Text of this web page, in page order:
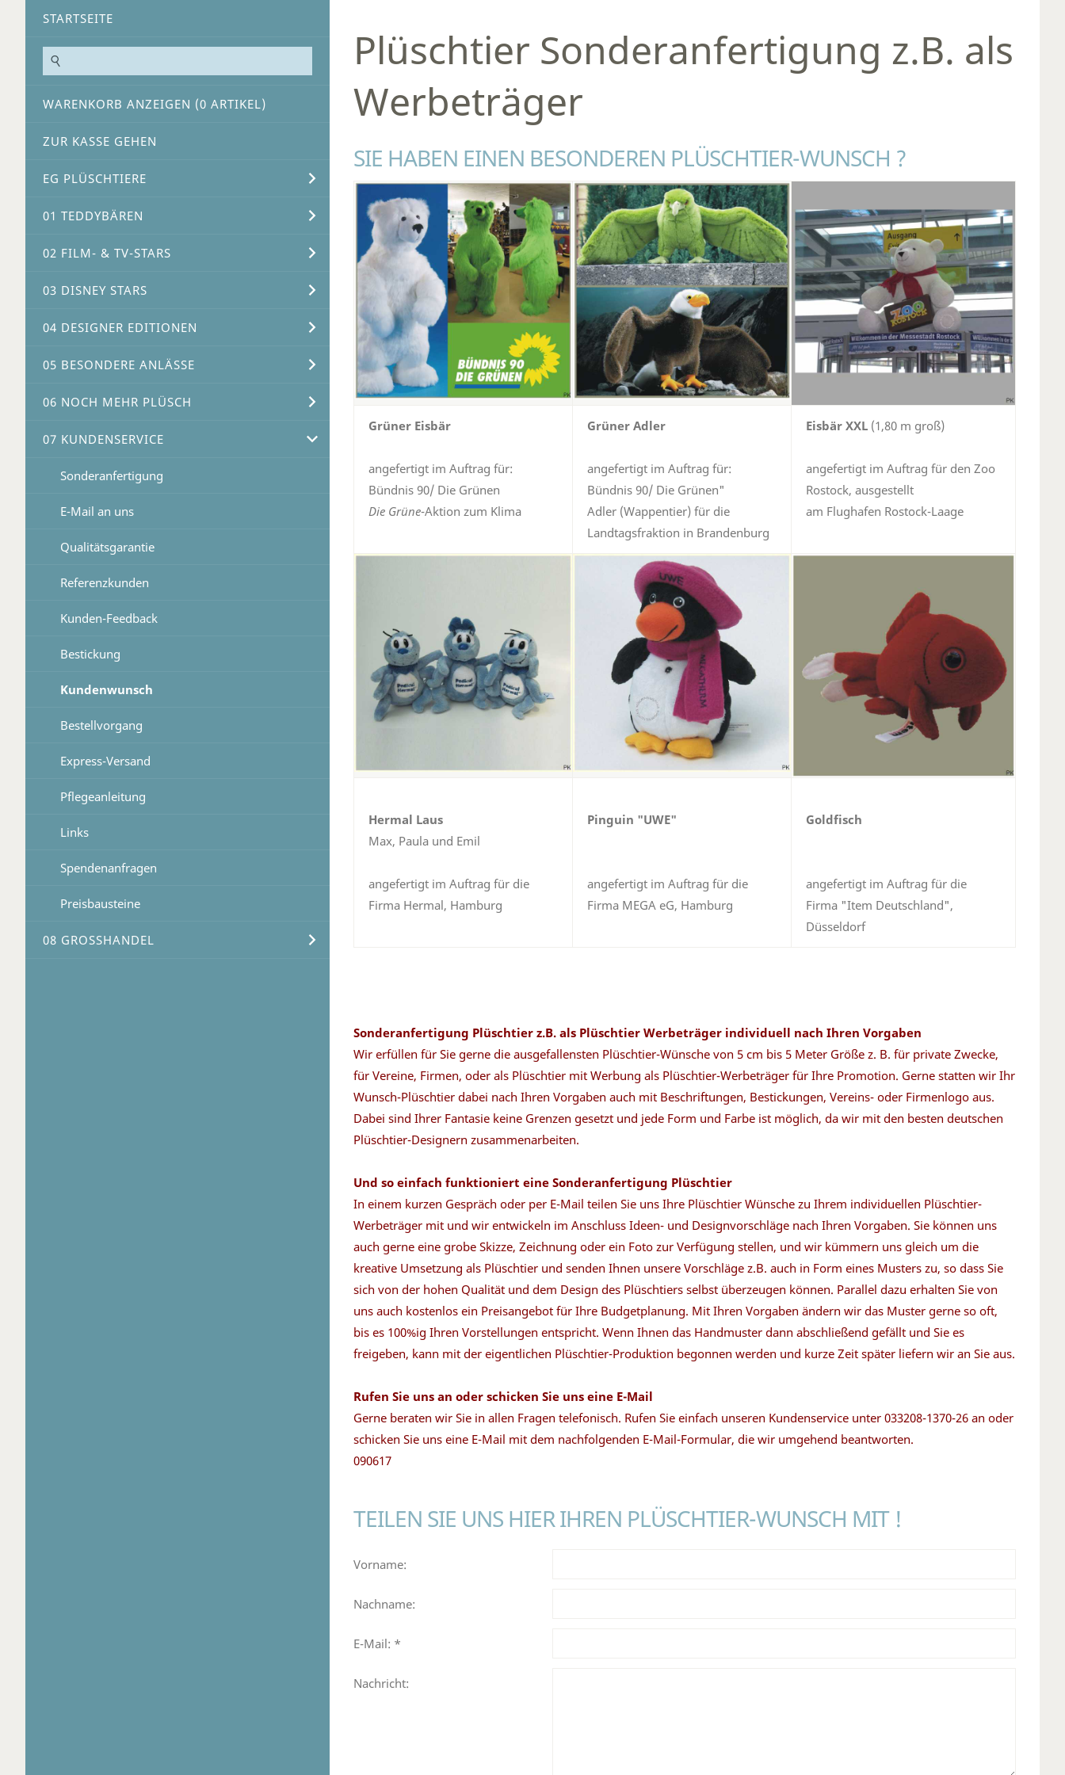
STARTSEITE
WARENKORB ANZEIGEN (0 ARTIKEL)
ZUR KASSE GEHEN
EG PLÜSCHTIERE
01 TEDDYBÄREN
02 FILM- & TV-STARS
03 DISNEY STARS
04 DESIGNER EDITIONEN
05 BESONDERE ANLÄSSE
06 NOCH MEHR PLÜSCH
07 KUNDENSERVICE
Sonderanfertigung
E-Mail an uns
Qualitätsgarantie
Referenzkunden
Kunden-Feedback
Bestickung
Kundenwunsch
Bestellvorgang
Express-Versand
Pflegeanleitung
Links
Spendenanfragen
Preisbausteine
08 GROSSHANDEL
Plüschtier Sonderanfertigung z.B. als
Werbeträger
SIE HABEN EINEN BESONDEREN PLÜSCHTIER-WUNSCH ?
Grüner Eisbär
angefertigt im Auftrag für:
Bündnis 90/ Die Grünen
Die Grüne-Aktion zum Klima
Grüner Adler
angefertigt im Auftrag für:
Bündnis 90/ Die Grünen"
Adler (Wappentier) für die
Landtagsfraktion in Brandenburg
Eisbär XXL (1,80 m groß)
angefertigt im Auftrag für den Zoo
Rostock, ausgestellt
am Flughafen Rostock-Laage
Hermal Laus
Max, Paula und Emil
angefertigt im Auftrag für die
Firma Hermal, Hamburg
Pinguin "UWE"
angefertigt im Auftrag für die
Firma MEGA eG, Hamburg
Goldfisch
angefertigt im Auftrag für die
Firma "Item Deutschland",
Düsseldorf
Sonderanfertigung Plüschtier z.B. als Plüschtier Werbeträger individuell nach Ihren Vorgaben
Wir erfüllen für Sie gerne die ausgefallensten Plüschtier-Wünsche von 5 cm bis 5 Meter Größe z. B. für private Zwecke,
für Vereine, Firmen, oder als Plüschtier mit Werbung als Plüschtier-Werbeträger für Ihre Promotion. Gerne statten wir Ihr
Wunsch-Plüschtier dabei nach Ihren Vorgaben auch mit Beschriftungen, Bestickungen, Vereins- oder Firmenlogo aus.
Dabei sind Ihrer Fantasie keine Grenzen gesetzt und jede Form und Farbe ist möglich, da wir mit den besten deutschen
Plüschtier-Designern zusammenarbeiten.
Und so einfach funktioniert eine Sonderanfertigung Plüschtier
In einem kurzen Gespräch oder per E-Mail teilen Sie uns Ihre Plüschtier Wünsche zu Ihrem individuellen Plüschtier-
Werbeträger mit und wir entwickeln im Anschluss Ideen- und Designvorschläge nach Ihren Vorgaben. Sie können uns
auch gerne eine grobe Skizze, Zeichnung oder ein Foto zur Verfügung stellen, und wir kümmern uns gleich um die
kreative Umsetzung als Plüschtier und senden Ihnen unsere Vorschläge z.B. auch in Form eines Musters zu, so dass Sie
sich von der hohen Qualität und dem Design des Plüschtiers selbst überzeugen können. Parallel dazu erhalten Sie von
uns auch kostenlos ein Preisangebot für Ihre Budgetplanung. Mit Ihren Vorgaben ändern wir das Muster gerne so oft,
bis es 100%ig Ihren Vorstellungen entspricht. Wenn Ihnen das Handmuster dann abschließend gefällt und Sie es
freigeben, kann mit der eigentlichen Plüschtier-Produktion begonnen werden und kurze Zeit später liefern wir an Sie aus.
Rufen Sie uns an oder schicken Sie uns eine E-Mail
Gerne beraten wir Sie in allen Fragen telefonisch. Rufen Sie einfach unseren Kundenservice unter 033208-1370-26 an oder
schicken Sie uns eine E-Mail mit dem nachfolgenden E-Mail-Formular, die wir umgehend beantworten.
090617
TEILEN SIE UNS HIER IHREN PLÜSCHTIER-WUNSCH MIT !
Vorname:
Nachname:
E-Mail: *
Nachricht: